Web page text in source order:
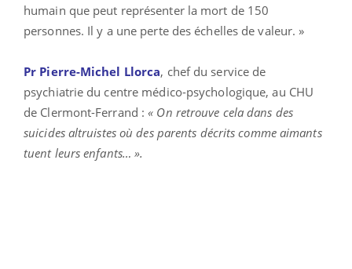
humain que peut représenter la mort de 150
personnes. Il y a une perte des échelles de valeur. »
Pr Pierre-Michel Llorca, chef du service de
psychiatrie du centre médico-psychologique, au CHU
de Clermont-Ferrand : « On retrouve cela dans des
suicides altruistes où des parents décrits comme aimants
tuent leurs enfants… ».